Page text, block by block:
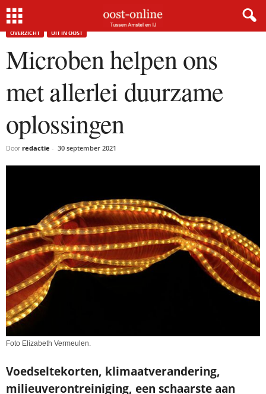
Home Microben helpen ons met allerlei duurzame oplossingen
OVERZICHT UIT IN OOST
Microben helpen ons
met allerlei duurzame
oplossingen
Door redactie - 30 september 2021
Foto Elizabeth Vermeulen.
Voedseltekorten, klimaatverandering,
milieuverontreiniging, een schaarste aan